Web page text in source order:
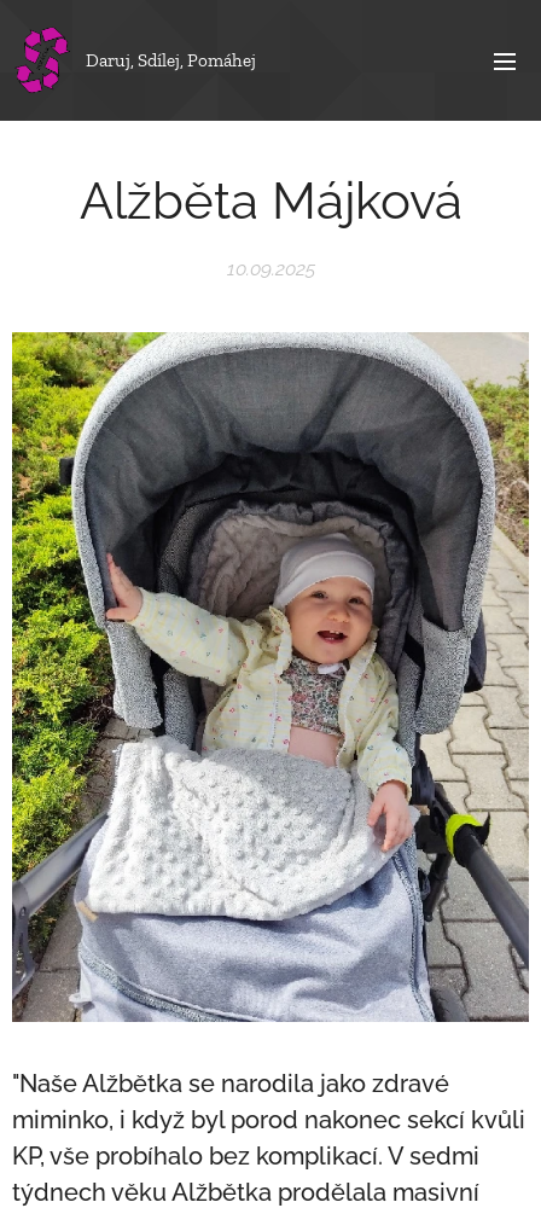
Daruj, Sdílej, Pomáhej
Alžběta Májková
10.09.2025
"Naše Alžbětka se narodila jako zdravé
miminko, i když byl porod nakonec sekcí kvůli
KP, vše probíhalo bez komplikací. V sedmi
týdnech věku Alžbětka prodělala masivní